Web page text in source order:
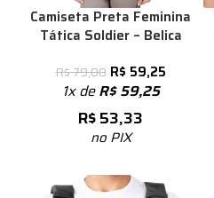
Camiseta Preta Feminina
Tática Soldier – Belica
R$79,00 R$ 59,25
1x deR$59,25
R$53,33
no PIX